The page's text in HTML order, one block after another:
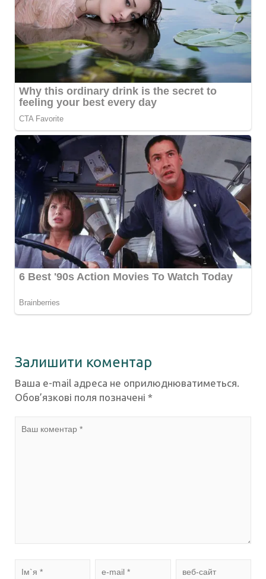
Залишити коментар
Ваша e-mail адреса не оприлюднюватиметься.
Обов’язкові поля позначені *